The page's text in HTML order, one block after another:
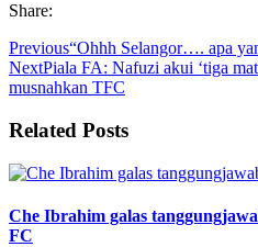
Share:
Previous“Ohhh Selangor…. apa
NextPiala FA: Nafuzi akui ‘tiga
musnahkan TFC
Related Posts
Che Ibrahim galas
FC